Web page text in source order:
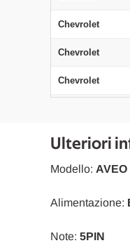
Chevrolet
Chevrolet
Chevrolet
Ulteriori
Modello: AVEO
Alimentazione:
Note: 5PIN